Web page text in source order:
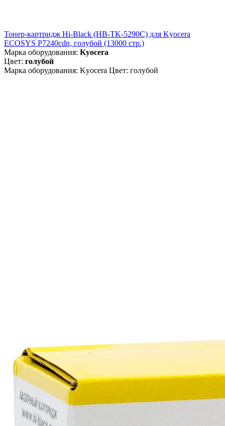
Тонер-картридж Hi-Black (HB-TK-5290C) для Kyocera
ECOSYS P7240cdn, голубой (13000 стр.)
Марка оборудования: Kyocera
Цвет: голубой
Марка оборудования: Kyocera Цвет: голубой